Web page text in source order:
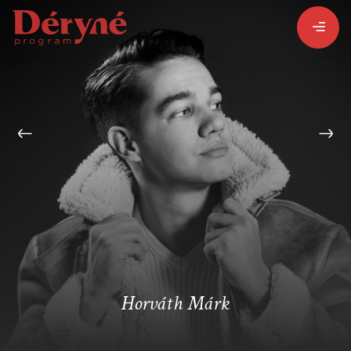
BEJELENTKEZEM
REGISZTRÁLOK
PROGRAMISMERTETŐ
ALPROGRAMOK:
Horváth Márk